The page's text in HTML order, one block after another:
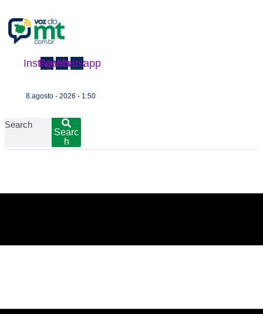
Instagram
Facebook
Whatsapp
8.agosto - 2026 - 1:50
Search
Searc
h